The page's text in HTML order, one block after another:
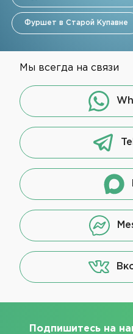
Фуршет в Старой Купавне
Мы всегда на связи
Подпишитесь на